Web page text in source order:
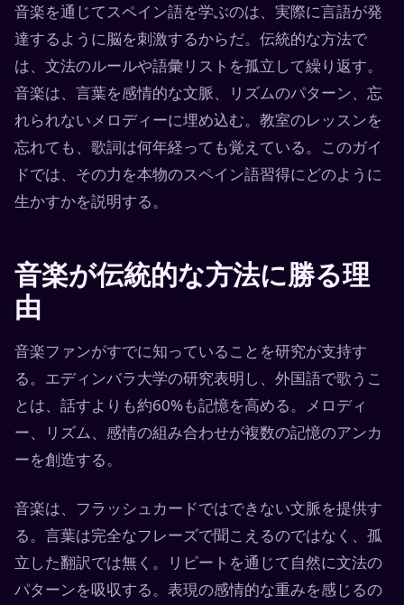
音楽を通じてスペイン語を学ぶのは、実際に言語が発
達するように脳を刺激するからだ。伝統的な方法で
は、文法のルールや語彙リストを孤立して繰り返す。
音楽は、言葉を感情的な文脈、リズムのパターン、忘
れられないメロディーに埋め込む。教室のレッスンを
忘れても、歌詞は何年経っても覚えている。このガイ
ドでは、その力を本物のスペイン語習得にどのように
生かすかを説明する。
音楽が伝統的な方法に勝る理
由
音楽ファンがすでに知っていることを研究が支持す
る。エディンバラ大学の研究表明し、外国語で歌うこ
とは、話すよりも約60%も記憶を高める。メロディ
ー、リズム、感情の組み合わせが複数の記憶のアンカ
ーを創造する。
音楽は、フラッシュカードではできない文脈を提供す
る。言葉は完全なフレーズで聞こえるのではなく、孤
立した翻訳では無く。リピートを通じて自然に文法の
パターンを吸収する。表現の感情的な重みを感じるの